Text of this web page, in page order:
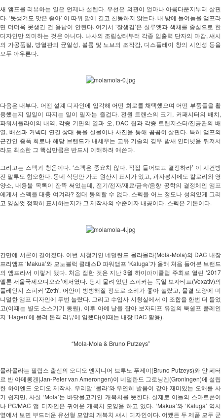
새 앰프를 리뷰하는 일은 언제나 설렌다. 우선은 외관이 얼마나 아름다운지부터 살핀
다. ‘못생겨도 맛은 좋아’ 이 따위 말에 결코 찬동하지 않는다. 내 방에 들여놓을 앰프라
면 더더욱 못생긴 건 용납이 안된다. 여기서 ‘잘생김’은 실루엣과 색채를 중심으로 한
디자인만 의미하는 것은 아니다. 나사의 조립상태부터 각종 입출력 단자의 마감, 섀시
의 가공품질, 방열판의 균일성, 볼륨 및 노브의 조작감, 디스플레이 창의 시인성 등을
모두 아우른다.
다음은 내부다. 어떤 설계 디자인에 입각해 어떤 회로를 채택했으며 어떤 부품들을 활
용했는지 일일이 따지는 일이 필자는 즐겁다. 전원 트랜스의 크기, 커패시터의 배치,
파워서플라이의 내역, 각종 기판의 열과 오, DAC 칩과 각종 트랜지스터/진공관의 배
열, 배선과 커넥터 연결 상태 등을 실물이나 사진을 통해 꼼꼼히 살핀다. 특히 앰프의
근간인 증폭 회로나 해당 브랜드가 내세우는 고유 기술의 경우 밤새 인터넷을 뒤져서
라도 최소한 그 핵심만큼은 반드시 이해하려 애쓴다.
그리고는 스펙과 청음이다. ‘스펙은 중요치 않다. 직접 들어보고 결정하라’ 이 시건방
진 말투도 혐오한다. 동네 식당만 가도 원산지 표시가 있고, 과자봉지에도 칼로리와 영
양소, 내용불 목록이 잔뜩 써있는데, 전기/전자/재료/금속/음향 공학의 결정체인 앰프
에게서 스펙을 대충 여겨라? 절대 동의할 수 없다. 스펙을 어느 정도나 성의있게 그리
고 양심껏 정확히 표시하는지가 그 제작사의 수준이자 내공이다. 스펙은 기본이다.
간만에 서론이 길어졌다. 이번 시청기인 네덜란드 몰라몰라(Mola-Mola)의 DAC 내장
프리앰프 ‘Makua’와 모노블럭 클래스D 파워앰프 ‘Kaluga’가 올해 처음 들어본 브랜드
의 앰프라서 이렇게 됐다. 처음 접한 것은 지난 3월 하이파이클럽 주최로 열린 ‘2017
멜론 서울국제오디오쇼’에서였다. 당시 물려 있던 스피커는 독일 보자티프(Voxativ)의
풀레인지 스피커 ‘Zeth’. 어안이 벙벙해질 정도로 소리가 좋아 놀랐고, 물결 모양에 미
니멀한 앰프 디자인에 두번 놀랐다. 그리고 수입사 시청실에서 이 조합을 한번 더 들었
고(이때는 별도 소스기기 동원), 이후 아예 날을 잡아 보자티프 유일의 북쉘프 풀레인
지 ‘Hagen’에 물려 본격 리뷰에 임했다(이때는 내장 DAC 활용).
“Mola-Mola & Bruno Putzeys”
몰라몰라는 필립스 출신의 오디오 엔지니어 브루노 푸제이(Bruno Putzeys)와 얀 페터
르 반 아메롱겐(Jan-Peter van Amerongen)이 네덜란드 그로닝겐(Groningen)에 설립
한 하이엔드 오디오 제작사. 우리말 ‘몰라’와 우연히 발음이 같아 재미있는 오해를 사
기 쉽지만, 사실 ‘Mola’는 바닷물고기인 개복치를 뜻한다. 실제로 이들의 스마트폰이
나 PC/MAC 앱 디자인은 귀여운 개복치 모양을 하고 있다. ‘Makua’와 ‘Kaluga’ 역시
옆에서 보면 부드러운 유선형 모양의 개복치 섀시 디자인이다. 어쨌든 두 제품 모두 군